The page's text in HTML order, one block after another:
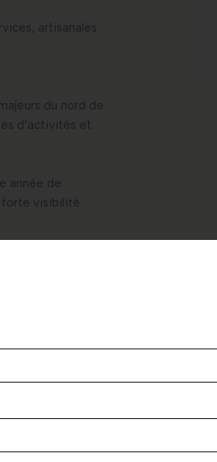
artisanales
du nord de
d’activités et
année de
forte visibilité
:
de téléchargement.
spams.